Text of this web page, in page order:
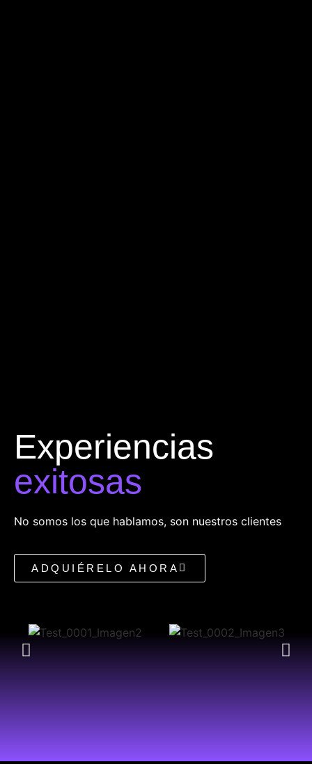
Experiencias
exitosas
No somos los que hablamos, son nuestros clientes
ADQUIÉRELO AHORA